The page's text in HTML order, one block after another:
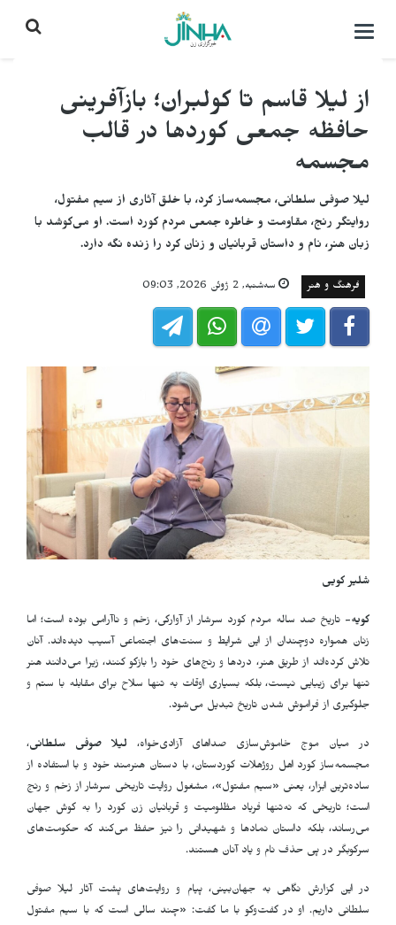
باز
بستن
از لیلا قاسم تا کولبران؛ بازآفرینی
حافظه جمعی کوردها در قالب
مجسمه
لیلا صوفی سلطانی، مجسمه‌ساز کرد، با خلق آثاری از سیم مفتول،
روایتگر رنج، مقاومت و خاطره جمعی مردم کورد است. او می‌کوشد با
زبان هنر، نام و داستان قربانیان و زنان کرد را زنده نگه دارد.
فرهنگ و هنر سه‌شنبه, 2 ژوئن 2026, 09:03
شلیر کویی
کویه- تاریخ صد ساله مردم کورد سرشار از آوارگی، زخم و ناآرامی بوده است؛ اما
زنان همواره دوچندان از این شرایط و سنت‌های اجتماعی آسیب دیده‌اند. آنان
تلاش کرده‌اند از طریق هنر، دردها و رنج‌های خود را بازگو کنند، زیرا می‌دانند هنر
تنها برای زیبایی نیست، بلکه بسیاری اوقات به تنها سلاح برای مقابله با ستم و
جلوگیری از فراموش شدن تاریخ تبدیل می‌شود.
در میان موج خاموش‌سازی صداهای آزادی‌خواه، لیلا صوفی سلطانی،
مجسمه‌ساز کورد اهل روژهلات کوردستان، با دستان هنرمند خود و با استفاده از
ساده‌ترین ابزار، یعنی «سیم مفتول»، مشغول روایت تاریخی سرشار از زخم و رنج
است؛ تاریخی که نه‌تنها فریاد مظلومیت و قربانیان زن کورد را به گوش جهان
می‌رساند، بلکه داستان نمادها و شهیدانی را نیز حفظ می‌کند که حکومت‌های
سرکوبگر در پی حذف نام و یاد آنان هستند.
در این گزارش نگاهی به جهان‌بینی، پیام و روایت‌های پشت آثار لیلا صوفی
سلطانی داریم. او در گفت‌وگو با ما گفت: «چند سالی است که با سیم مفتول